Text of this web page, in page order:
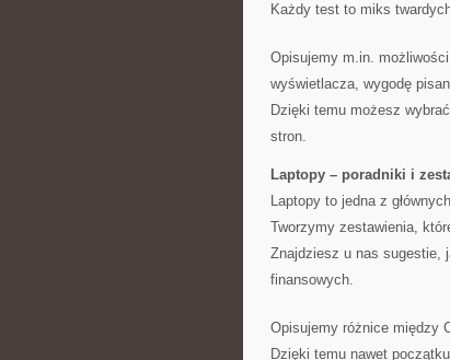
Każdy test to miks
Opisujemy m.in.
wyświetlacza, wygodę
Dzięki temu możesz
stron.
Laptopy – poradniki i
Laptopy to jedna z
Tworzymy zestawienia,
Znajdziesz u nas sugestie,
finansowych.
Opisujemy różnice między
Dzięki temu nawet